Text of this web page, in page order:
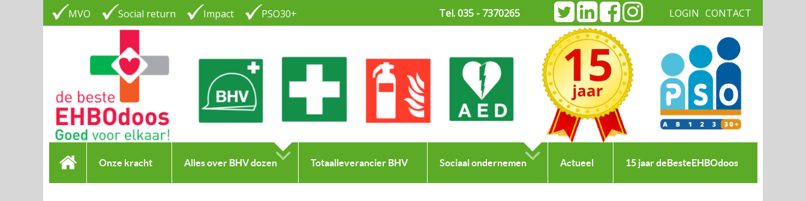
MVO Social return Impact PSO30+ Tel. 035 - 7370265 LOGIN CONTACT
Onze kracht Alles over BHV dozen Totaalleverancier BHV Sociaal ondernemen Actueel 15 jaar deBesteEHBOdoos